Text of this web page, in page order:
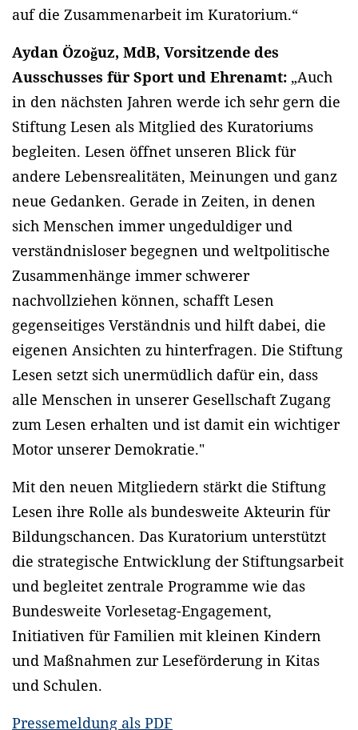
auf die Zusammenarbeit im Kuratorium.“
Aydan Özoğuz, MdB, Vorsitzende des
Ausschusses für Sport und Ehrenamt: „Auch
in den nächsten Jahren werde ich sehr gern die
Stiftung Lesen als Mitglied des Kuratoriums
begleiten. Lesen öffnet unseren Blick für
andere Lebensrealitäten, Meinungen und ganz
neue Gedanken. Gerade in Zeiten, in denen
sich Menschen immer ungeduldiger und
verständnisloser begegnen und weltpolitische
Zusammenhänge immer schwerer
nachvollziehen können, schafft Lesen
gegenseitiges Verständnis und hilft dabei, die
eigenen Ansichten zu hinterfragen. Die Stiftung
Lesen setzt sich unermüdlich dafür ein, dass
alle Menschen in unserer Gesellschaft Zugang
zum Lesen erhalten und ist damit ein wichtiger
Motor unserer Demokratie."
Mit den neuen Mitgliedern stärkt die Stiftung
Lesen ihre Rolle als bundesweite Akteurin für
Bildungschancen. Das Kuratorium unterstützt
die strategische Entwicklung der Stiftungsarbeit
und begleitet zentrale Programme wie das
Bundesweite Vorlesetag-Engagement,
Initiativen für Familien mit kleinen Kindern
und Maßnahmen zur Leseförderung in Kitas
und Schulen.
Pressemeldung als PDF